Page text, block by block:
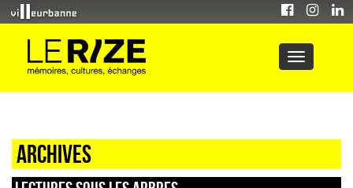
Archives